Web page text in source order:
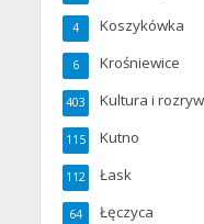
Koszykówka
4
Krośniewice
6
Kultura i
403
Kutno
115
Łask
112
Łęczyca
64